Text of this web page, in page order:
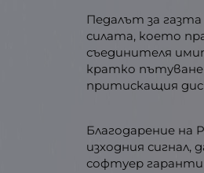
Педалът за газта
силата, което
съединителя
кратко пътуване
притискащия
Благодарение на
изходния
софтуер